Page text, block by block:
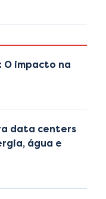
O impacto na
data centers
água e